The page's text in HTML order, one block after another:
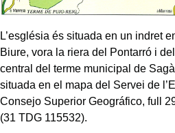
L’església és situada en un indret
Biure, vora la riera del Pontarró i
central del terme municipal de
situada en el mapa del Servei de
Consejo Superior Geográfico, full
(31 TDG 115532).